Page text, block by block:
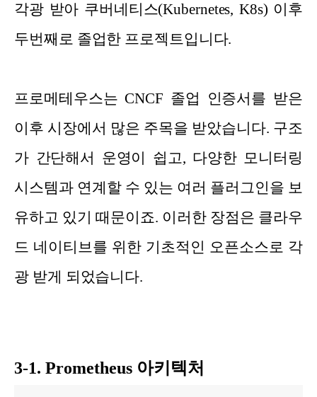
각광 받아 쿠버네티스(Kubernetes, K8s) 이후
두번째로 졸업한 프로젝트입니다.
프로메테우스는 CNCF 졸업 인증서를 받은
이후 시장에서 많은 주목을 받았습니다. 구조
가 간단해서 운영이 쉽고, 다양한 모니터링
시스템과 연계할 수 있는 여러 플러그인을 보
유하고 있기 때문이죠. 이러한 장점은 클라우
드 네이티브를 위한 기초적인 오픈소스로 각
광 받게 되었습니다.
3-1. Prometheus 아키텍처